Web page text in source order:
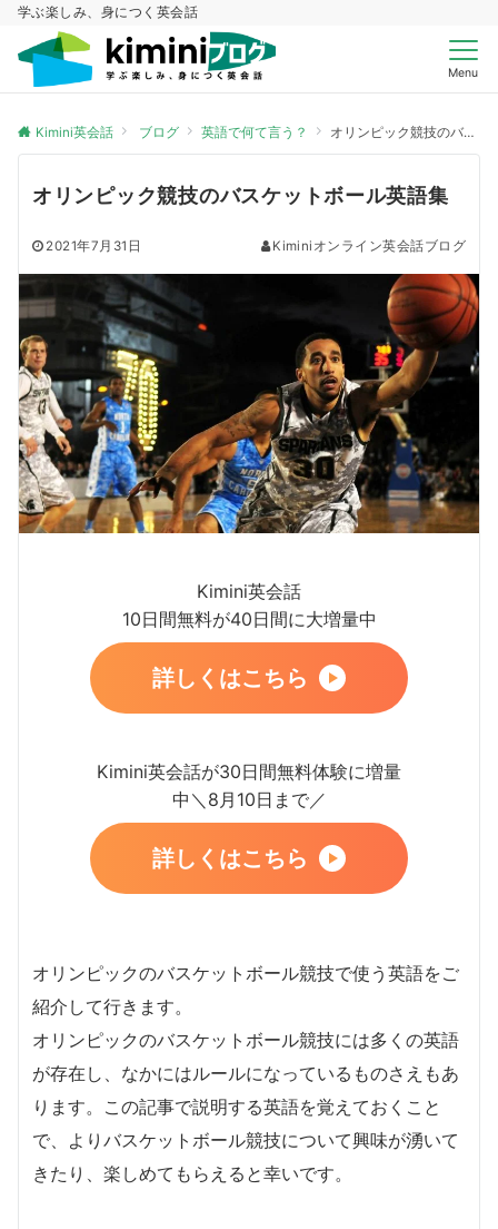
学ぶ楽しみ、身につく英会話
Menu
Kimini英会話 ブログ 英語で何て言う？ オリンピック競技のバスケットボール英語集
オリンピック競技のバスケットボール英語集
2021年7月31日 Kiminiオンライン英会話ブログ
Kimini英会話
10日間無料が40日間に大増量中
詳しくはこちら
Kimini英会話が30日間無料体験に増量
中＼8月10日まで／
詳しくはこちら
オリンピックのバスケットボール競技で使う英語をご
紹介して行きます。
オリンピックのバスケットボール競技には多くの英語
が存在し、なかにはルールになっているものさえもあ
ります。この記事で説明する英語を覚えておくこと
で、よりバスケットボール競技について興味が湧いて
きたり、楽しめてもらえると幸いです。